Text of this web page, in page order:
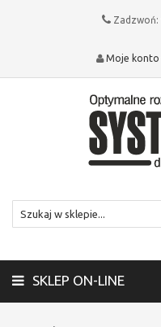
Zadzwoń:
Moje konto
SKLEP ON-LINE